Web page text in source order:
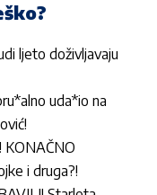
ljeto doživljavaju
uda*io na
KONAČNO
i druga?!